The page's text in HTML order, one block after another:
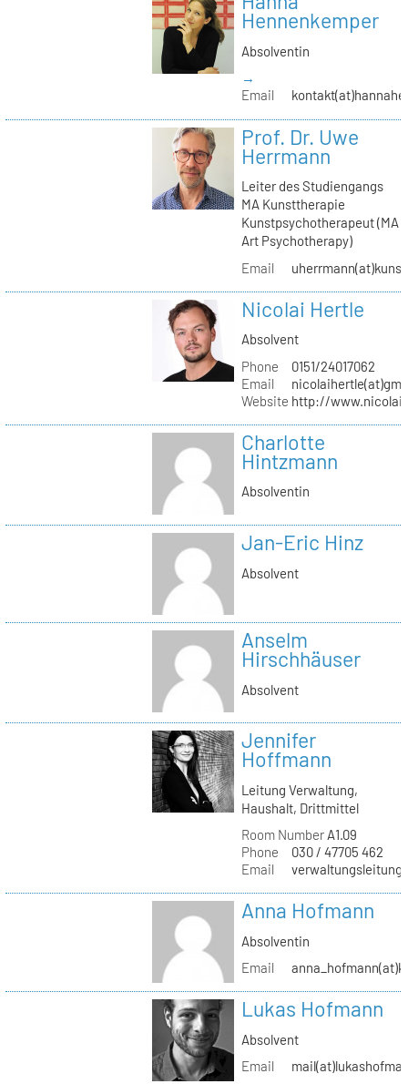
Hennenkemper
Absolventin
→
Email
Prof. Dr. Uwe
Herrmann
Leiter des Studiengangs
MA Kunsttherapie
Kunstpsychotherapeut (MA
Art Psychotherapy)
Email
Nicolai Hertle
Absolvent
Phone
0151/24017062
Email
Website http://
Charlotte
Hintzmann
Absolventin
Jan-Eric Hinz
Absolvent
Anselm
Hirschhäuser
Absolvent
Jennifer
Hoffmann
Leitung Verwaltung,
Haushalt, Drittmittel
Room NumberA1.09
Phone
030 / 47705 462
Email
Anna Hofmann
Absolventin
Email
Lukas Hofmann
Absolvent
Email